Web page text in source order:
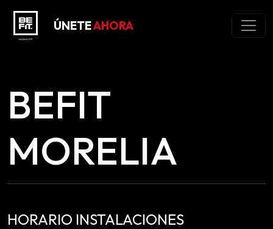
ÚNETEAHORA
BEFIT
MORELIA
HORARIO INSTALACIONES